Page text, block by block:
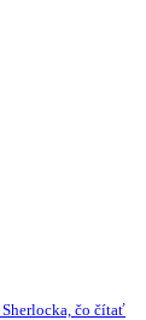
Sherlocka, čo čítať